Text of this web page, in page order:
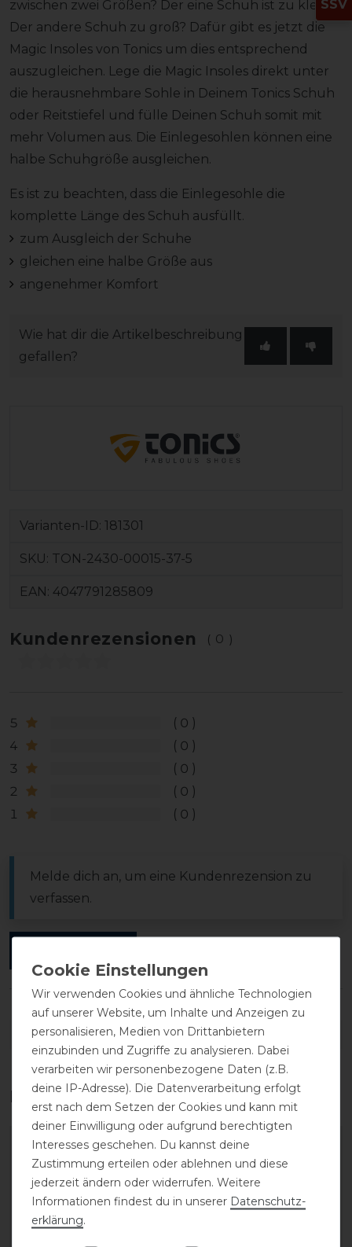
zwischen zwei Größen? Der eine Schuh ist zu klein?
Der andere Schuh zu groß? Dafür gibt es jetzt die
Magic Insoles von Tonics um dies entsprechend
auszugleichen. Lege die Magic Insoles direkt unter
die herausnehmbare Sohle in Deinem Tonics Schuh
oder Reitstiefel und fülle Deinen Schuh somit mit
mehr Volumen aus. Die Einlegesohlen können eine
halbe Schuhgröße ausgleichen.
Es ist zu beachten, dass die Einlegesohle die
komplette Länge des Schuh ausfüllt.
zum Ausgleich der Schuhe
gleichen eine halbe Größe aus
angenehmer Komfort
Wie hat dir die Artikelbeschreibung
gefallen?
Varianten-ID: 181301
SKU: TON-2430-00015-37-5
EAN: 4047791285809
Kundenrezensionen (0)
5
0
4
0
3
0
2
0
1
0
Melde dich an, um eine Kundenrezension zu
verfassen.
DETAILS ZUR PRODUKTSICHERHEIT
Das perfekte Zubehör für dich
-20%
SSV
Wir verwenden Cookies und ähnliche Technologien
auf unserer Website, um Inhalte und Anzeigen zu
personalisieren, Medien von Drittanbietern
einzubinden und Zugriffe zu analysieren. Dabei
verarbeiten wir personenbezogene Daten (z.B.
deine IP-Adresse). Die Datenverarbeitung erfolgt
erst nach dem Setzen der Cookies und kann mit
deiner Einwilligung oder aufgrund berechtigten
Interesses geschehen. Du kannst deine
Zustimmung erteilen oder ablehnen und diese
jederzeit ändern oder widerrufen. Weitere
Informationen findest du in unserer Daten­schutz­
erklärung.